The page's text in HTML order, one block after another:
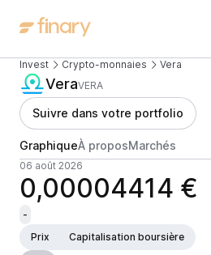
Invest Crypto-monnaies Vera
VeraVERA
Suivre dans votre portfolio
GraphiqueÀ proposMarchés
06 août 2026
0,00004414 €
-
Prix
Capitalisation boursière